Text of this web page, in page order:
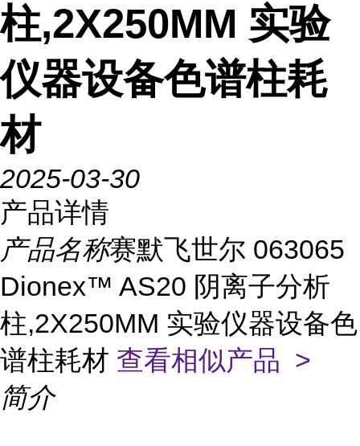
柱,2X250MM 实验
仪器设备色谱柱耗
材
2025-03-30
产品详情
产品名称赛默飞世尔 063065
Dionex™ AS20 阴离子分析
柱,2X250MM 实验仪器设备色
谱柱耗材 查看相似产品 >
简介